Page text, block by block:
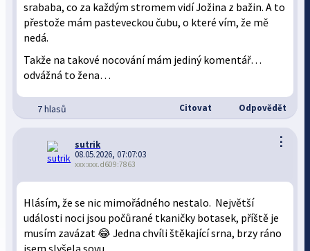
srababa, co za každým stromem vidí Jožina z bažin. A to
přestože mám pasteveckou čubu, o které vím, že mě
nedá.
Takže na takové nocování mám jediný komentář…
odvážná to žena…
7 hlasů Citovat Odpovědět
⋮
sutrik
08.05.2026, 07:07:03
xxx:xxx.d609:7863
Hlásím, že se nic mimořádného nestalo. Největší
události noci jsou počůrané tkaničky botasek, příště je
musím zavázat 😂 Jedna chvíli štěkající srna, brzy ráno